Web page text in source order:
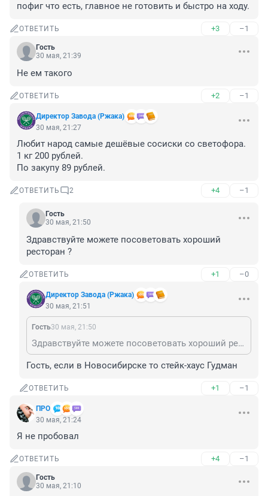
пофиг что есть, главное не готовить и быстро на ходу.
ОТВЕТИТЬ +3 –1
Гость
30 мая, 21:39
Не ем такого
ОТВЕТИТЬ +2 –1
Директор Завода (Ржака)
30 мая, 21:27
Любит народ самые дешёвые сосиски со светофора.
1 кг 200 рублей.
По закупу 89 рублей.
ОТВЕТИТЬ 2 +4 –1
Гость
30 мая, 21:50
Здравствуйте можете посоветовать хороший
ресторан ?
ОТВЕТИТЬ +1 –0
Директор Завода (Ржака)
30 мая, 21:51
Гость30 мая, 21:50
Здравствуйте можете посоветовать хороший ресторан ?
Гость, если в Новосибирске то стейк-хаус Гудман
ОТВЕТИТЬ +1 –1
ПРО
30 мая, 21:24
Я не пробовал
ОТВЕТИТЬ +4 –1
Гость
30 мая, 21:10